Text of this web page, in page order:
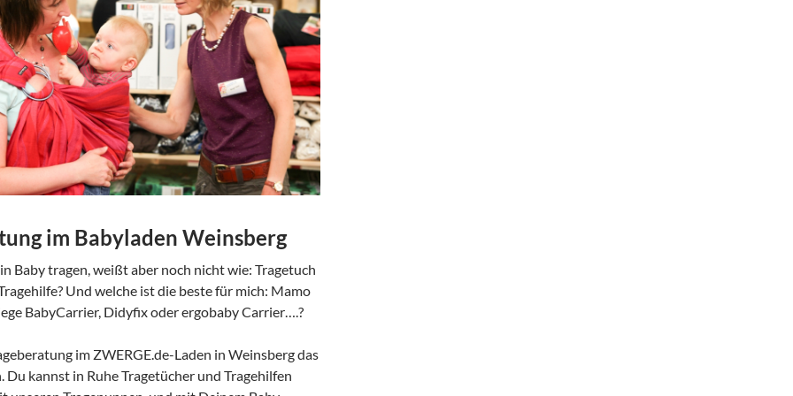
im Babyladen Weinsberg
Baby tragen, weißt aber noch nicht wie: Tragetuch
Und welche ist die beste für mich: Mamo
BabyCarrier, Didyfix oder ergobaby Carrier….?
im ZWERGE.de-Laden in Weinsberg das
Du kannst in Ruhe Tragetücher und Tragehilfen